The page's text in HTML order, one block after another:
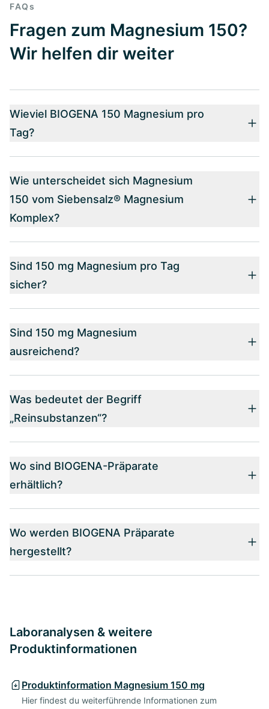
FAQs
Fragen zum Magnesium 150?
Wir helfen dir weiter
Wieviel BIOGENA 150 Magnesium pro
Tag?
Wie unterscheidet sich Magnesium
150 vom Siebensalz® Magnesium
Komplex?
Sind 150 mg Magnesium pro Tag
sicher?
Sind 150 mg Magnesium
ausreichend?
Was bedeutet der Begriff
„Reinsubstanzen“?
Wo sind BIOGENA-Präparate
erhältlich?
Wo werden BIOGENA Präparate
hergestellt?
Laboranalysen & weitere
Produktinformationen
Produktinformation Magnesium 150 mg
Hier findest du weiterführende Informationen zum